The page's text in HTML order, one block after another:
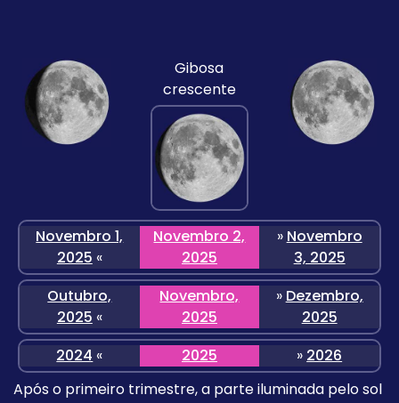
Gibosa
crescente
Novembro 1,
2025 «
Novembro 2,
2025
» Novembro
3, 2025
Outubro,
2025 «
Novembro,
2025
» Dezembro,
2025
2024 « 2025 » 2026
Após o primeiro trimestre, a parte iluminada pelo sol